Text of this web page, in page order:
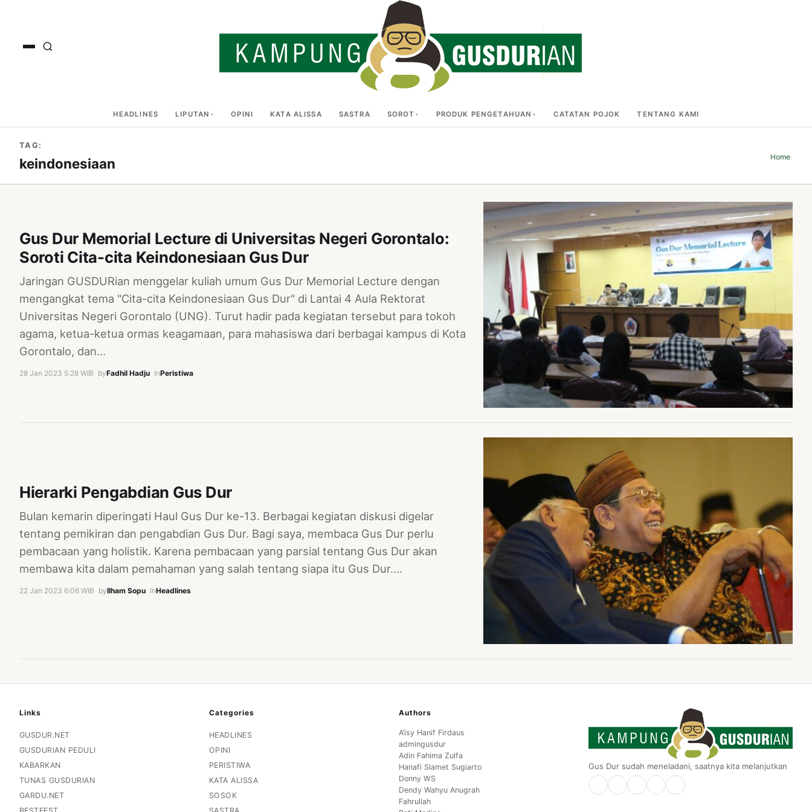
HEADLINES LIPUTAN OPINI KATA ALISSA SASTRA SOROT PRODUK PENGETAHUAN CATATAN POJOK TENTANG KAMI
TAG:
keindonesiaan Home›
Gus Dur Memorial Lecture di Universitas Negeri Gorontalo:
Soroti Cita-cita Keindonesiaan Gus Dur
Jaringan GUSDURian menggelar kuliah umum Gus Dur Memorial Lecture dengan
mengangkat tema "Cita-cita Keindonesiaan Gus Dur" di Lantai 4 Aula Rektorat
Universitas Negeri Gorontalo (UNG). Turut hadir pada kegiatan tersebut para tokoh
agama, ketua-ketua ormas keagamaan, para mahasiswa dari berbagai kampus di Kota
Gorontalo, dan…
28 Jan 2023 5:28 WIB byFadhil Hadju InPeristiwa
Hierarki Pengabdian Gus Dur
Bulan kemarin diperingati Haul Gus Dur ke-13. Berbagai kegiatan diskusi digelar
tentang pemikiran dan pengabdian Gus Dur. Bagi saya, membaca Gus Dur perlu
pembacaan yang holistik. Karena pembacaan yang parsial tentang Gus Dur akan
membawa kita dalam pemahaman yang salah tentang siapa itu Gus Dur.…
22 Jan 2023 6:06 WIB byIlham Sopu InHeadlines
Links
GUSDUR.NET
GUSDURIAN PEDULI
KABARKAN
TUNAS GUSDURIAN
GARDU.NET
Categories
HEADLINES
OPINI
PERISTIWA
KATA ALISSA
SOSOK
Authors
A’isy Hanif Firdaus
admingusdur
Adin Fahima Zulfa
Hanafi Slamet Sugiarto
Donny WS
Dendy Wahyu Anugrah
Fahrullah
Gus Dur sudah meneladani, saatnya kita melanjutkan